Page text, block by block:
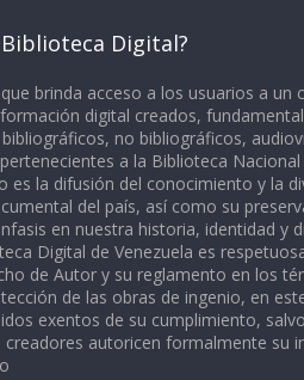
Biblioteca Digital?
brinda acceso a los usuarios a un
digital creados,
no bibliográficos,
a la Biblioteca Nacional
es la difusión del conocimiento y la
del país, así como su
en nuestra historia, identidad y
Digital de Venezuela es
de Autor y su reglamento en los
de las obras de ingenio, en
exentos de su cumplimiento,
creadores autoricen formalmente su